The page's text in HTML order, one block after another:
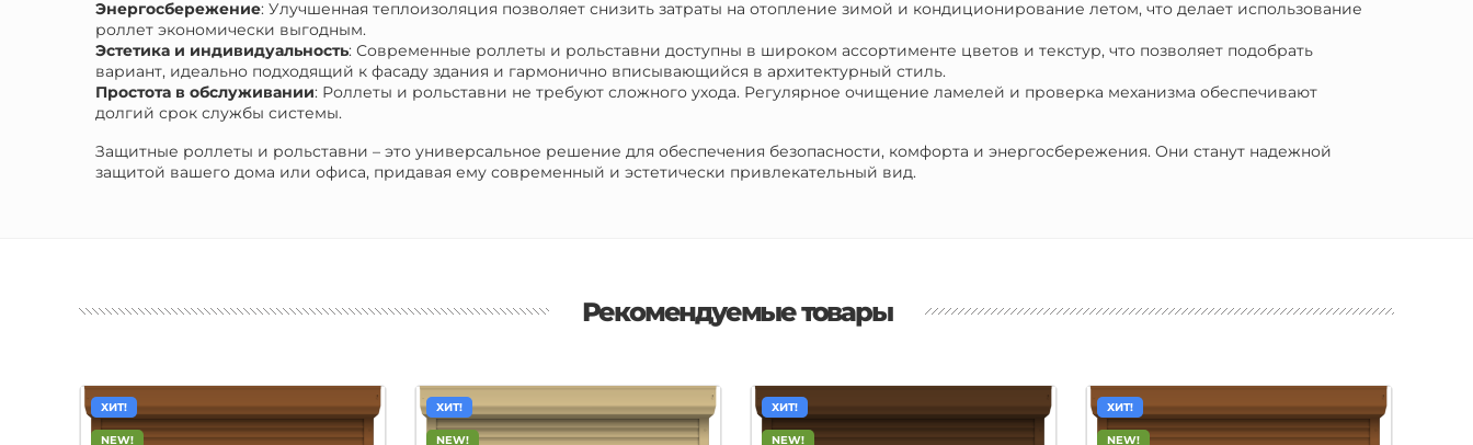
Энергосбережение: Улучшенная теплоизоляция позволяет снизить затраты на отопление зимой и кондиционирование летом, что делает использование
роллет экономически выгодным.
Эстетика и индивидуальность: Современные роллеты и рольставни доступны в широком ассортименте цветов и текстур, что позволяет подобрать
вариант, идеально подходящий к фасаду здания и гармонично вписывающийся в архитектурный стиль.
Простота в обслуживании: Роллеты и рольставни не требуют сложного ухода. Регулярное очищение ламелей и проверка механизма обеспечивают
долгий срок службы системы.
Защитные роллеты и рольставни – это универсальное решение для обеспечения безопасности, комфорта и энергосбережения. Они станут надежной
защитой вашего дома или офиса, придавая ему современный и эстетически привлекательный вид.
Рекомендуемые товары
ХИТ!
NEW!
ХИТ!
NEW!
ХИТ!
NEW!
ХИТ!
NEW!